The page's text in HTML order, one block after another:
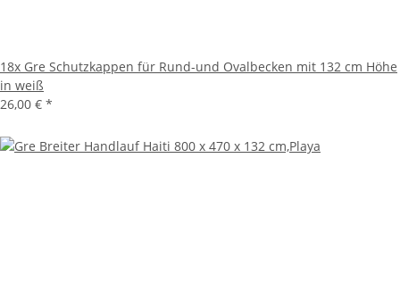
18x Gre Schutzkappen für Rund-und Ovalbecken mit 132 cm Höhe
in weiß
26,00 € *